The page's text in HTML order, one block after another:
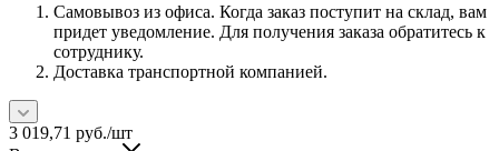
Самовывоз из офиса. Когда заказ поступит на склад, вам
придет уведомление. Для получения заказа обратитесь к
сотруднику.
Доставка транспортной компанией.
3 019,71 руб./шт